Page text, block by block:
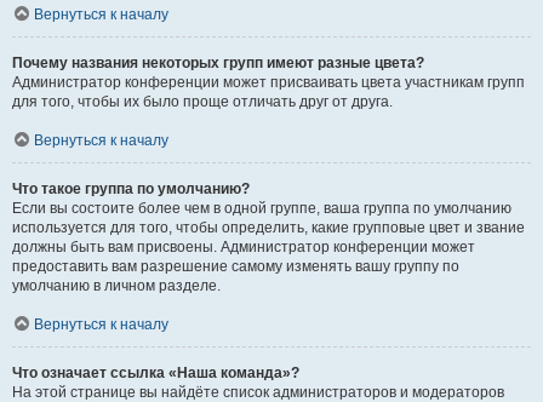
Вернуться к началу
Почему названия некоторых групп имеют разные цвета?
Администратор конференции может присваивать цвета участникам групп
для того, чтобы их было проще отличать друг от друга.
Вернуться к началу
Что такое группа по умолчанию?
Если вы состоите более чем в одной группе, ваша группа по умолчанию
используется для того, чтобы определить, какие групповые цвет и звание
должны быть вам присвоены. Администратор конференции может
предоставить вам разрешение самому изменять вашу группу по
умолчанию в личном разделе.
Вернуться к началу
Что означает ссылка «Наша команда»?
На этой странице вы найдёте список администраторов и модераторов